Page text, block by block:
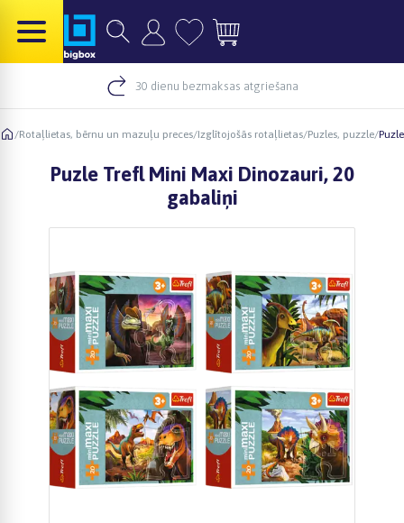
30 dienu bezmaksas atgriešana
/Rotaļlietas, bērnu un mazuļu preces/Izglītojošās rotaļlietas/Puzles, puzzle/
Puzle Trefl Mini Maxi Dinozauri, 20
gabaliņi